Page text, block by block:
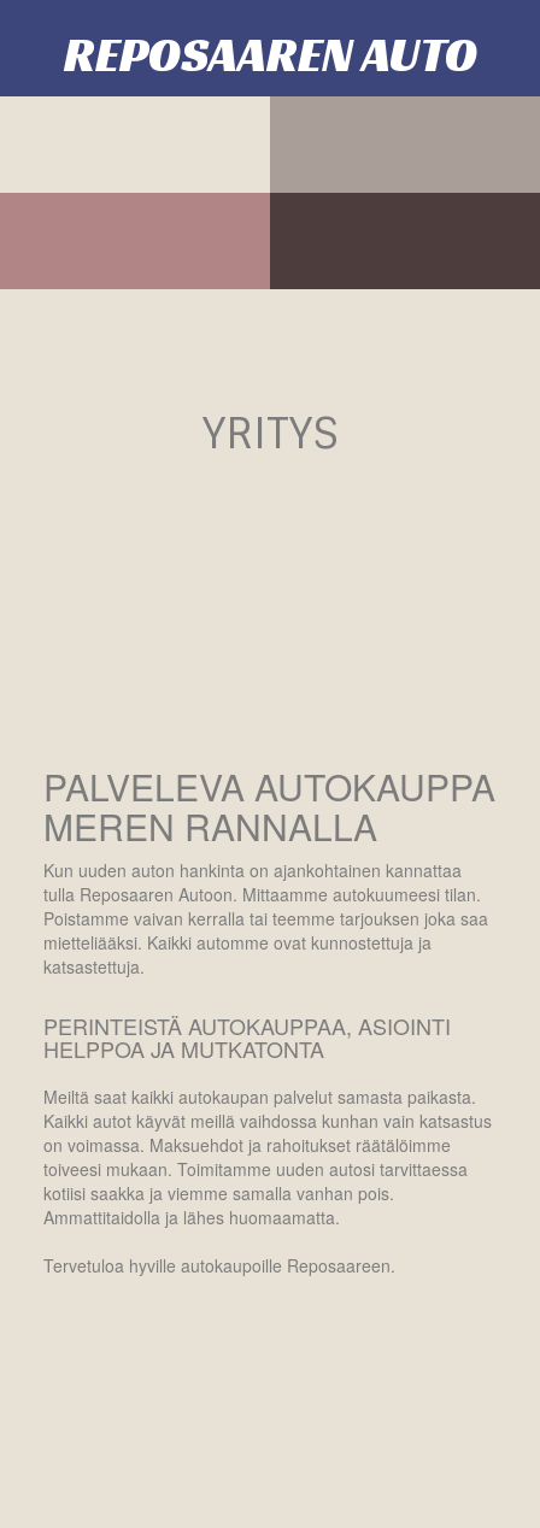
REPOSAAREN AUTO
YRITYS
PALVELEVA AUTOKAUPPA
MEREN RANNALLA
Kun uuden auton hankinta on ajankohtainen kannattaa
tulla Reposaaren Autoon. Mittaamme autokuumeesi tilan.
Poistamme vaivan kerralla tai teemme tarjouksen joka saa
mietteliääksi. Kaikki automme ovat kunnostettuja ja
katsastettuja.
PERINTEISTÄ AUTOKAUPPAA, ASIOINTI
HELPPOA JA MUTKATONTA
Meiltä saat kaikki autokaupan palvelut samasta paikasta.
Kaikki autot käyvät meillä vaihdossa kunhan vain katsastus
on voimassa. Maksuehdot ja rahoitukset räätälöimme
toiveesi mukaan. Toimitamme uuden autosi tarvittaessa
kotiisi saakka ja viemme samalla vanhan pois.
Ammattitaidolla ja lähes huomaamatta.
Tervetuloa hyville autokaupoille Reposaareen.